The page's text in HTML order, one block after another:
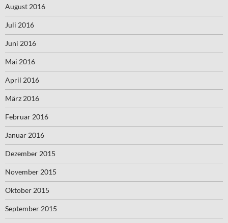
August 2016
Juli 2016
Juni 2016
Mai 2016
April 2016
März 2016
Februar 2016
Januar 2016
Dezember 2015
November 2015
Oktober 2015
September 2015